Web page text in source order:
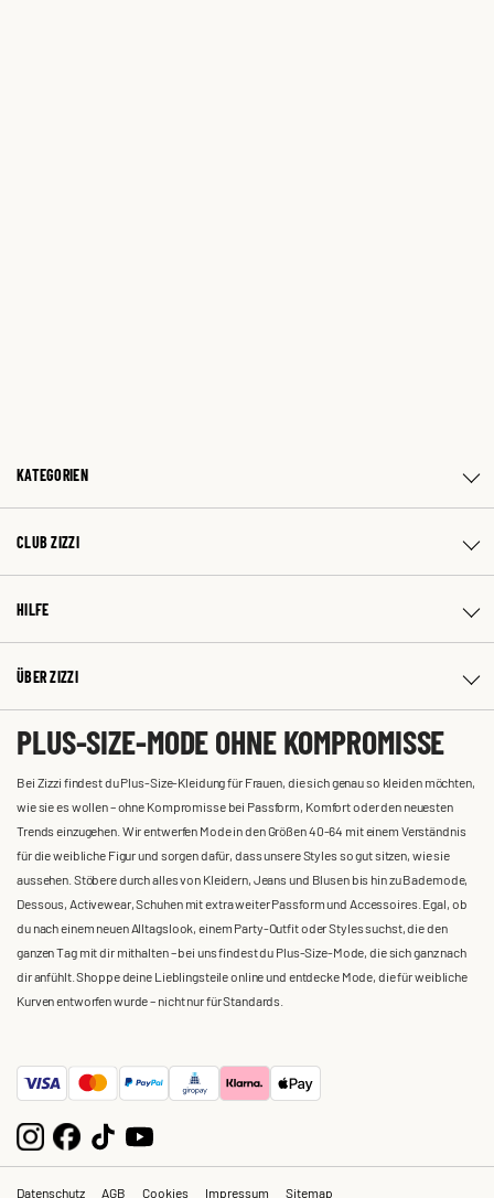
KATEGORIEN
CLUB ZIZZI
HILFE
ÜBER ZIZZI
PLUS-SIZE-MODE OHNE KOMPROMISSE
Bei Zizzi findest du Plus-Size-Kleidung für Frauen, die sich genau so kleiden möchten,
wie sie es wollen – ohne Kompromisse bei Passform, Komfort oder den neuesten
Trends einzugehen. Wir entwerfen Mode in den Größen 40-64 mit einem Verständnis
für die weibliche Figur und sorgen dafür, dass unsere Styles so gut sitzen, wie sie
aussehen. Stöbere durch alles von Kleidern, Jeans und Blusen bis hin zu Bademode,
Dessous, Activewear, Schuhen mit extra weiter Passform und Accessoires. Egal, ob
du nach einem neuen Alltagslook, einem Party-Outfit oder Styles suchst, die den
ganzen Tag mit dir mithalten – bei uns findest du Plus-Size-Mode, die sich ganz nach
dir anfühlt. Shoppe deine Lieblingsteile online und entdecke Mode, die für weibliche
Kurven entworfen wurde – nicht nur für Standards.
Datenschutz AGB Cookies Impressum Sitemap